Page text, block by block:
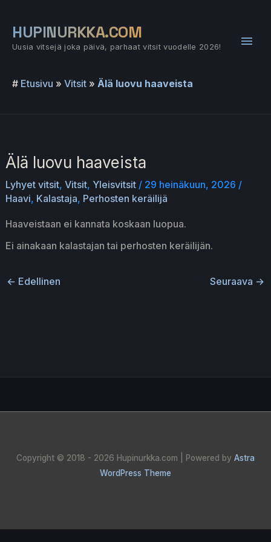
sisältöön
HUPINURKKA.COM
Uusia vitsejä joka päivä, parhaat vitsit vuodelle 2026!
# Etusivu » Vitsit » Älä luovu haaveista
Älä luovu haaveista
Lyhyet vitsit, Vitsit, Yleisvitsit/ 29 heinäkuun, 2026 /
Haavi, Kalastaja, Perhosten keräilijä
Haaveistaan ei kannata koskaan luopua.
Ei ainakaan kalastajan tai perhosten keräilijän.
← Edellinen Seuraava →
Copyright © 2018 - 2026 Hupinurkka.com | Powered by Astra
WordPress Theme